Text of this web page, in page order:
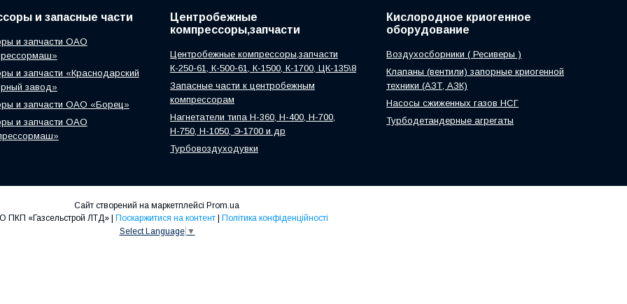
и запасные части
и запчасти ОАО
и запчасти «Краснодарский
завод»
и запчасти ОАО «Борец»
и запчасти ОАО
Центробежные
компрессоры,запчасти
Центробежные компрессоры,запчасти
К-250-61, К-500-61, К-1500, К-1700, ЦК-135\8
Запасные части к центробежным
компрессорам
Нагнетатели типа Н-360, Н-400, Н-700,
Н-750, Н-1050, Э-1700 и др
Турбовоздуходувки
Кислородное криогенное
оборудование
Воздухосборники ( Ресиверы )
Клапаны (вентили) запорные криогенной
техники (АЗТ, АЗК)
Насосы сжиженных газов НСГ
Турбодетандерные агрегаты
Сайт створений на маркетплейсі Prom.ua
Поскаржитися на контент
Політика конфіденційності
Select Language ▼